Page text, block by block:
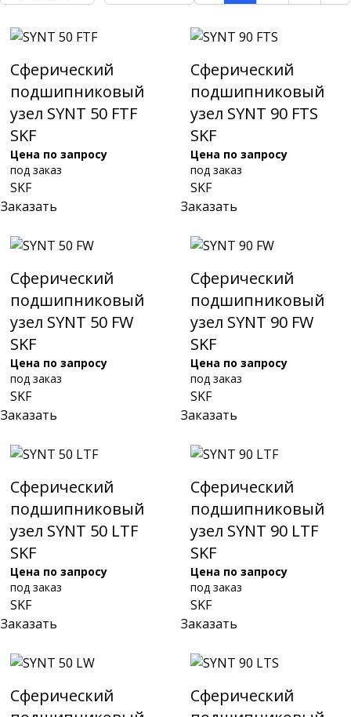
Сферический
подшипниковый
узел SYNT 50 FTF
SKF
Цена по запросу
под заказ
SKF
Заказать
Сферический
подшипниковый
узел SYNT 90 FTS
SKF
Цена по запросу
под заказ
SKF
Заказать
Сферический
подшипниковый
узел SYNT 50 FW
SKF
Цена по запросу
под заказ
SKF
Заказать
Сферический
подшипниковый
узел SYNT 90 FW
SKF
Цена по запросу
под заказ
SKF
Заказать
Сферический
подшипниковый
узел SYNT 50 LTF
SKF
Цена по запросу
под заказ
SKF
Заказать
Сферический
подшипниковый
узел SYNT 90 LTF
SKF
Цена по запросу
под заказ
SKF
Заказать
Сферический
Сферический